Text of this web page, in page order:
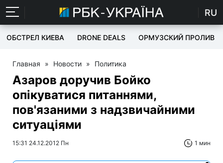
RU
ОБСТРЕЛ КИЕВА DRONE DEALS ОРМУЗСКИЙ ПРОЛИВ
Главная » Новости » Политика
Азаров доручив Бойко
опікуватися питаннями,
пов'язаними з надзвичайними
ситуаціями
15:31 24.12.2012 Пн 1 мин